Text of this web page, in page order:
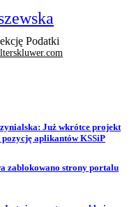
Podatki
z
Już wkrótce projekt
aplikantów KSSiP
zablokowano strony portalu